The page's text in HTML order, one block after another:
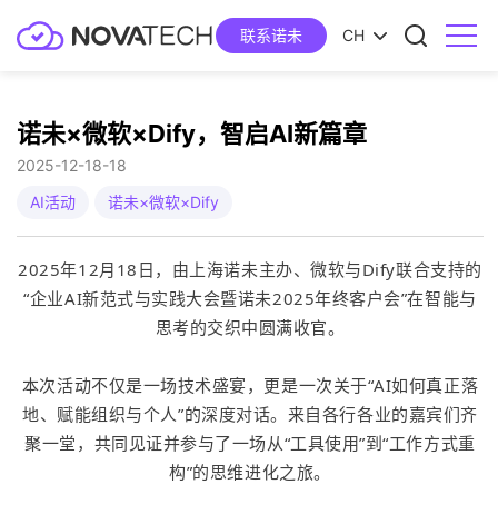
联系诺未 CH
诺未×微软×Dify，智启AI新篇章
18
2025-12-18
AI活动
诺未×微软×Dify
2025年12月18日，由上海诺未主办、微软与Dify联合支持的
“企业AI新范式与实践大会暨诺未2025年终客户会”在智能与
思考的交织中圆满收官。
本次活动不仅是一场技术盛宴，更是一次关于“AI如何真正落
地、赋能组织与个人”的深度对话。来自各行各业的嘉宾们齐
聚一堂，共同见证并参与了一场从“工具使用”到“工作方式重
构”的思维进化之旅。